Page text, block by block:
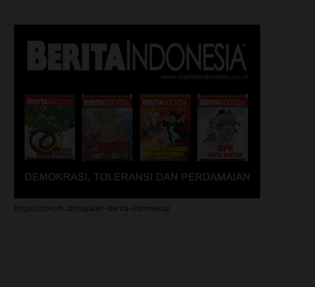
https://tokoh.id/majalah-berita-indonesia/